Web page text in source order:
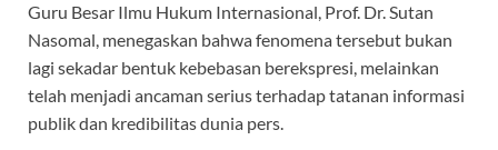
Guru Besar Ilmu Hukum Internasional, Prof. Dr. Sutan
Nasomal, menegaskan bahwa fenomena tersebut bukan
lagi sekadar bentuk kebebasan berekspresi, melainkan
telah menjadi ancaman serius terhadap tatanan informasi
publik dan kredibilitas dunia pers.